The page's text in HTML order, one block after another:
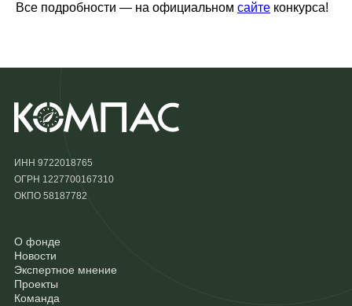
Все подробности — на официальном сайте конкурса!
ИНН 9722018765
ОГРН 1227700167310
ОКПО 58187782
О фонде
Новости
Экспертное мнение
Проекты
Команда